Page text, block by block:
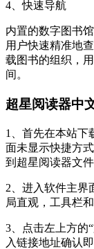
4、快速导航
内置的数字图书
用户快速精准地
载图书的组织，
间。
超星阅读器中
1、首先在本站下
面未显示快捷方
到超星阅读器文
2、进入软件主界
局直观，工具栏
3、点击左上方的
入链接地址确认